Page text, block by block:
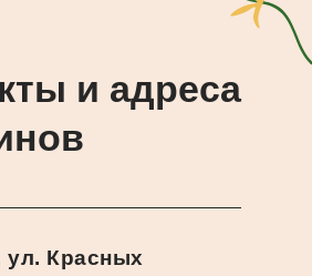
и адреса
ул. Красных